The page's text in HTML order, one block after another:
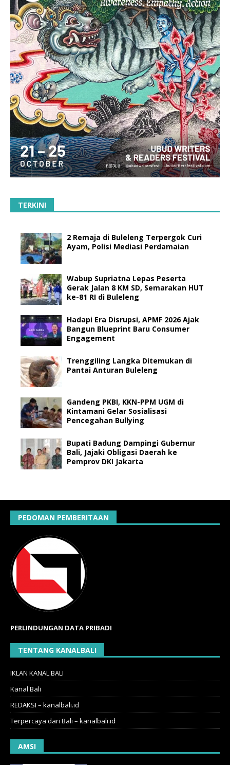
TERKINI
2 Remaja di Buleleng Terpergok Curi
Ayam, Polisi Mediasi Perdamaian
Wabup Supriatna Lepas Peserta
Gerak Jalan 8 KM SD, Semarakan HUT
ke-81 RI di Buleleng
Hadapi Era Disrupsi, APMF 2026 Ajak
Bangun Blueprint Baru Consumer
Engagement
Trenggiling Langka Ditemukan di
Pantai Anturan Buleleng
Gandeng PKBI, KKN-PPM UGM di
Kintamani Gelar Sosialisasi
Pencegahan Bullying
Bupati Badung Dampingi Gubernur
Bali, Jajaki Obligasi Daerah ke
Pemprov DKI Jakarta
PEDOMAN PEMBERITAAN
PERLINDUNGAN DATA PRIBADI
TENTANG KANALBALI
IKLAN KANAL BALI
Kanal Bali
REDAKSI – kanalbali.id
Terpercaya dari Bali – kanalbali.id
AMSI